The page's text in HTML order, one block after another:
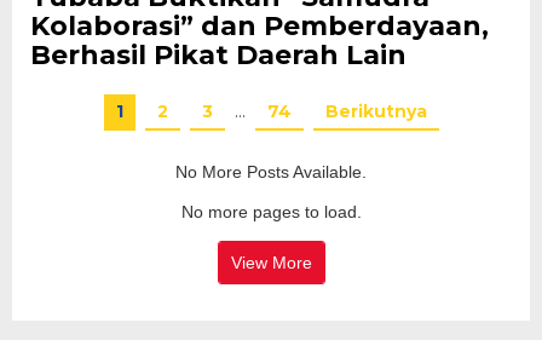
Kolaborasi” dan Pemberdayaan,
Berhasil Pikat Daerah Lain
1 2 3 … 74 Berikutnya
No More Posts Available.
No more pages to load.
View More